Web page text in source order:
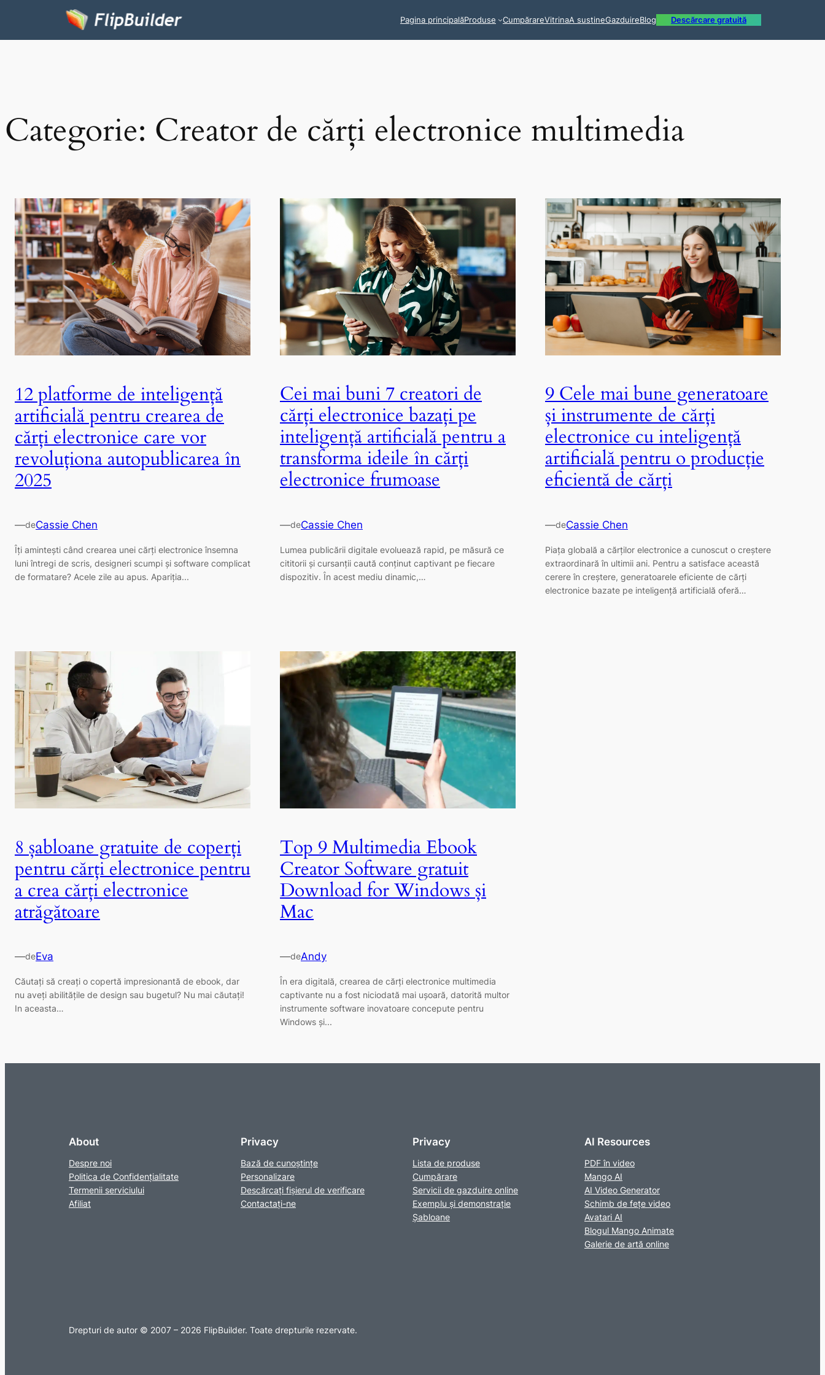
Pagina principalăProduse CumpărareVitrinaA sustineGazduireBlog Descărcare gratuită
Categorie: Creator de cărți electronice multimedia
12 platforme de inteligență
artificială pentru crearea de
cărți electronice care vor
revoluționa autopublicarea în
2025
—deCassie Chen
Îți amintești când crearea unei cărți electronice însemna
luni întregi de scris, designeri scumpi și software complicat
de formatare? Acele zile au apus. Apariția...
Cei mai buni 7 creatori de
cărți electronice bazați pe
inteligență artificială pentru a
transforma ideile în cărți
electronice frumoase
—deCassie Chen
Lumea publicării digitale evoluează rapid, pe măsură ce
cititorii și cursanții caută conținut captivant pe fiecare
dispozitiv. În acest mediu dinamic,…
9 Cele mai bune generatoare
și instrumente de cărți
electronice cu inteligență
artificială pentru o producție
eficientă de cărți
—deCassie Chen
Piața globală a cărților electronice a cunoscut o creștere
extraordinară în ultimii ani. Pentru a satisface această
cerere în creștere, generatoarele eficiente de cărți
electronice bazate pe inteligență artificială oferă…
8 șabloane gratuite de coperți
pentru cărți electronice pentru
a crea cărți electronice
atrăgătoare
—deEva
Căutați să creați o copertă impresionantă de ebook, dar
nu aveți abilitățile de design sau bugetul? Nu mai căutați!
In aceasta…
Top 9 Multimedia Ebook
Creator Software gratuit
Download for Windows și
Mac
—deAndy
În era digitală, crearea de cărți electronice multimedia
captivante nu a fost niciodată mai ușoară, datorită multor
instrumente software inovatoare concepute pentru
Windows și...
About
Despre noi
Politica de Confidențialitate
Termenii serviciului
Afiliat
Privacy
Bază de cunoștințe
Personalizare
Descărcați fișierul de verificare
Contactaţi-ne
Privacy
Lista de produse
Cumpărare
Servicii de gazduire online
Exemplu și demonstrație
Șabloane
AI Resources
PDF în video
Mango AI
AI Video Generator
Schimb de fețe video
Avatari AI
Blogul Mango Animate
Galerie de artă online
Drepturi de autor © 2007 – 2026 FlipBuilder. Toate drepturile rezervate.